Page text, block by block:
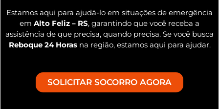
Estamos aqui para ajudá-lo em situações de emergência
em Alto Feliz – RS, garantindo que você receba a
assistência de que precisa, quando precisa. Se você busca
Reboque 24 Horasna região, estamos aqui para ajudar.
SOLICITAR SOCORRO AGORA